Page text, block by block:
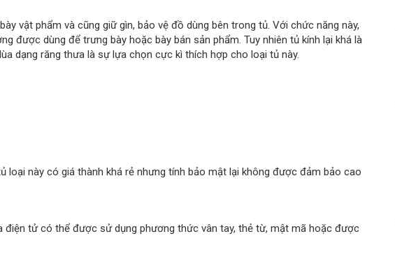
vật phẩm và cũng giữ gìn, bảo vệ đồ dùng bên trong tủ. Với chức năng này,
được dùng để trưng bày hoặc bày bán sản phẩm. Tuy nhiên tủ kính lại khá là
dạng răng thưa là sự lựa chọn cực kì thích hợp cho loại tủ này.
loại này có giá thành khá rẻ nhưng tính bảo mật lại không được đảm bảo cao
điện tử có thể được sử dụng phương thức vân tay, thẻ từ, mật mã hoặc được